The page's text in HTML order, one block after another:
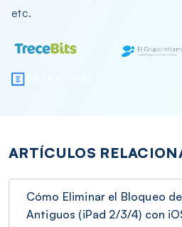
etc.
ARTÍCULOS
Cómo Eliminar el Bloqueo
Antiguos (iPad 2/3/4) con